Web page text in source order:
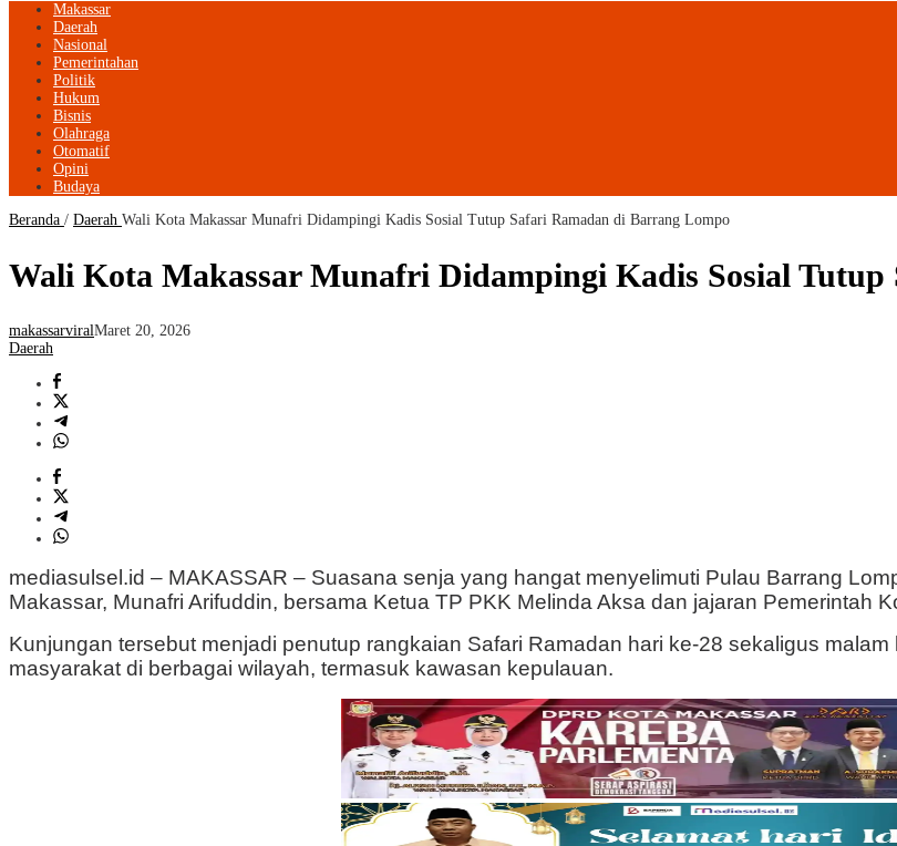
Makassar
Daerah
Nasional
Pemerintahan
Politik
Hukum
Bisnis
Olahraga
Otomatif
Opini
Budaya
Beranda / Daerah Wali Kota Makassar Munafri Didampingi Kadis Sosial Tutup Safari Ramadan di Barrang Lompo
Wali Kota Makassar Munafri Didampingi Kadis Sosial
makassarviralMaret 20, 2026
Daerah
mediasulsel.id – MAKASSAR – Suasana senja yang hangat menyelimuti Pulau Barrang
Makassar, Munafri Arifuddin, bersama Ketua TP PKK Melinda Aksa dan jajaran Pemerintah
Kunjungan tersebut menjadi penutup rangkaian Safari Ramadan hari ke-28 sekaligus
masyarakat di berbagai wilayah, termasuk kawasan kepulauan.